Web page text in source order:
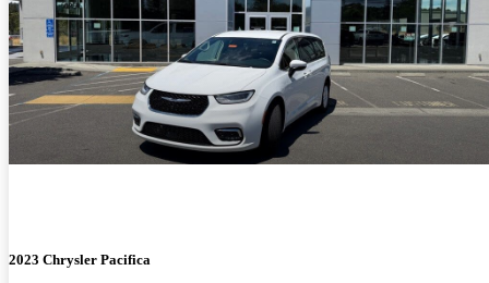
2023 Chrysler Pacifica